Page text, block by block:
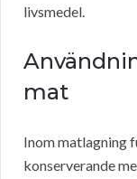
livsmedel.
mat
Inom matlagning
konserverande